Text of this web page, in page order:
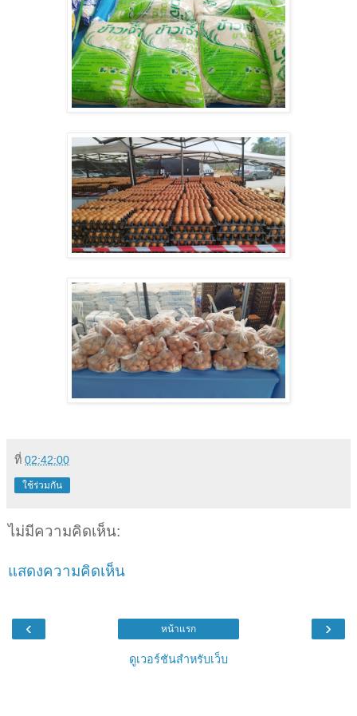
ที่ 02:42:00
ใช้ร่วมกัน
ไม่มีความคิดเห็น:
แสดงความคิดเห็น
‹ ›
หน้าแรก
ดูเวอร์ชันสำหรับเว็บ